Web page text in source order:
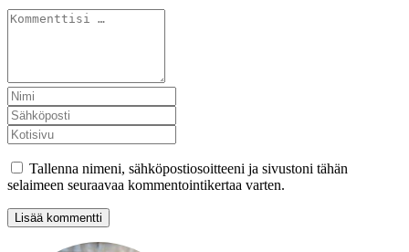
Tallenna nimeni, sähköpostiosoitteeni ja sivustoni tähän
selaimeen seuraavaa kommentointikertaa varten.